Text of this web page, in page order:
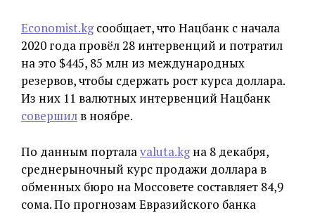
Economist.kgсообщает, что Нацбанк с начала
2020 года провёл 28 интервенций и потратил
на это $445, 85 млн из международных
резервов, чтобы сдержать рост курса доллара.
Из них 11 валютных интервенций Нацбанк
совершил в ноябре.
По данным порталаvaluta.kgна 8 декабря,
среднерыночный курс продажи доллара в
обменных бюро на Моссовете составляет 84,9
сома. По прогнозам Евразийского банка